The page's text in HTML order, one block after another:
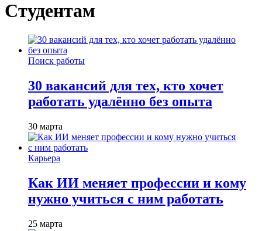
Студентам
Поиск работы
30 вакансий для тех, кто хочет
работать удалённо без опыта
30 марта
Карьера
Как ИИ меняет профессии и кому
нужно учиться с ним работать
25 марта